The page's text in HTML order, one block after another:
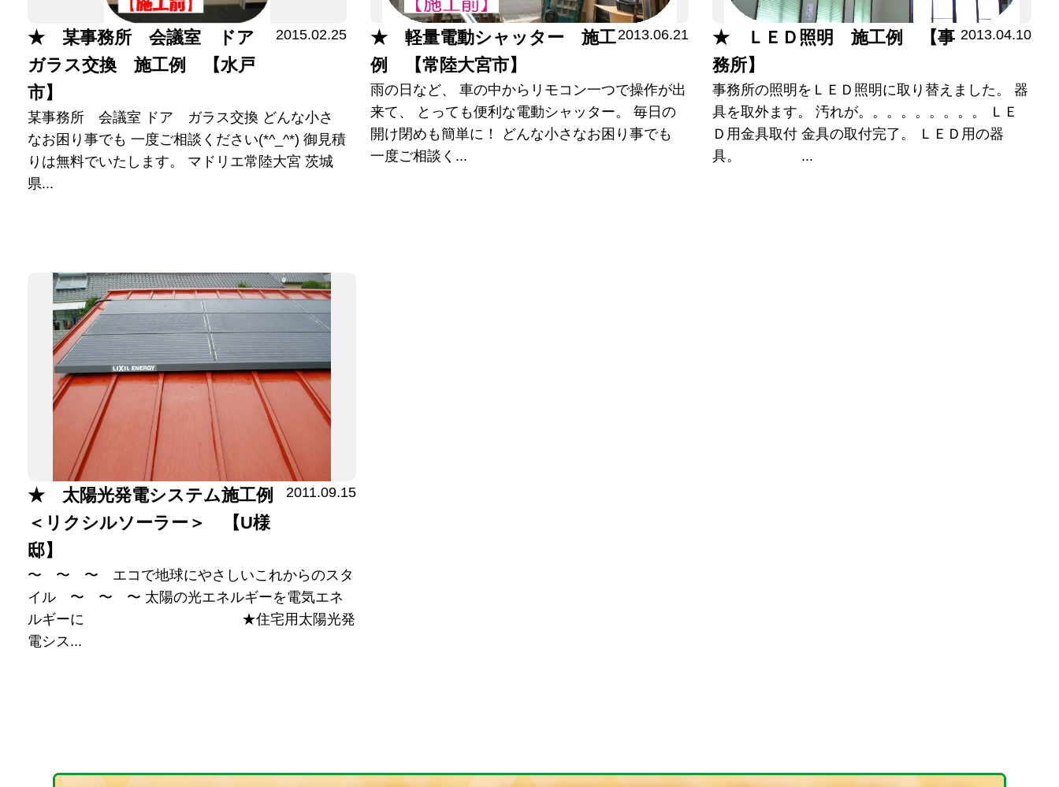
★ 某事務所 会議室 ドア
ガラス交換 施工例 【水戸
市】
2015.02.25
某事務所 会議室 ドア ガラス交換 どんな小さ
なお困り事でも 一度ご相談ください(*^_^*) 御見積
りは無料でいたします。 マドリエ常陸大宮 茨城
県...
★ 軽量電動シャッター 施工
例 【常陸大宮市】
2013.06.21
雨の日など、 車の中からリモコン一つで操作が出
来て、 とっても便利な電動シャッター。 毎日の
開け閉めも簡単に！ どんな小さなお困り事でも
一度ご相談く...
★ ＬＥＤ照明 施工例 【事
務所】
2013.04.10
事務所の照明をＬＥＤ照明に取り替えました。 器
具を取外ます。 汚れが。。。。。。。。。 ＬＥ
Ｄ用金具取付 金具の取付完了。 ＬＥＤ用の器
具。 ...
★ 太陽光発電システム施工例
＜リクシルソーラー＞ 【U様
邸】
2011.09.15
〜 〜 〜 エコで地球にやさしいこれからのスタ
イル 〜 〜 〜 太陽の光エネルギーを電気エネ
ルギーに ★住宅用太陽光発
電シス...